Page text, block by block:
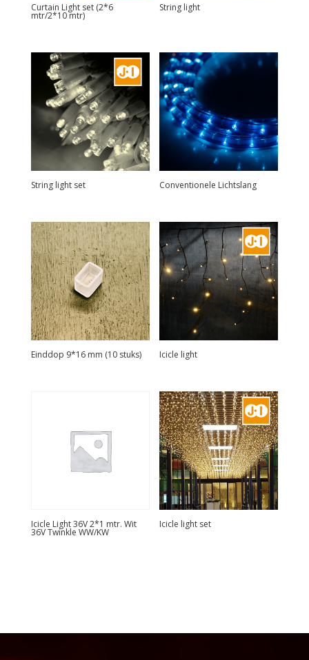
Curtain Light set (2*6
mtr/2*10 mtr)
String light
String light set Conventionele Lichtslang
Einddop 9*16 mm (10 stuks) Icicle light
Icicle Light 36V 2*1 mtr. Wit
36V Twinkle WW/KW
Icicle light set